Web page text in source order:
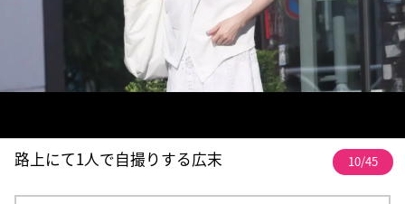
路上にて1人で自撮りする広末 10/45